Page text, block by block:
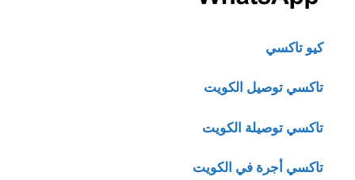
كيو تاكسي
تاكسي توصيل الكويت
تاكسي توصيلة الكويت
تاكسي أجرة في الكويت